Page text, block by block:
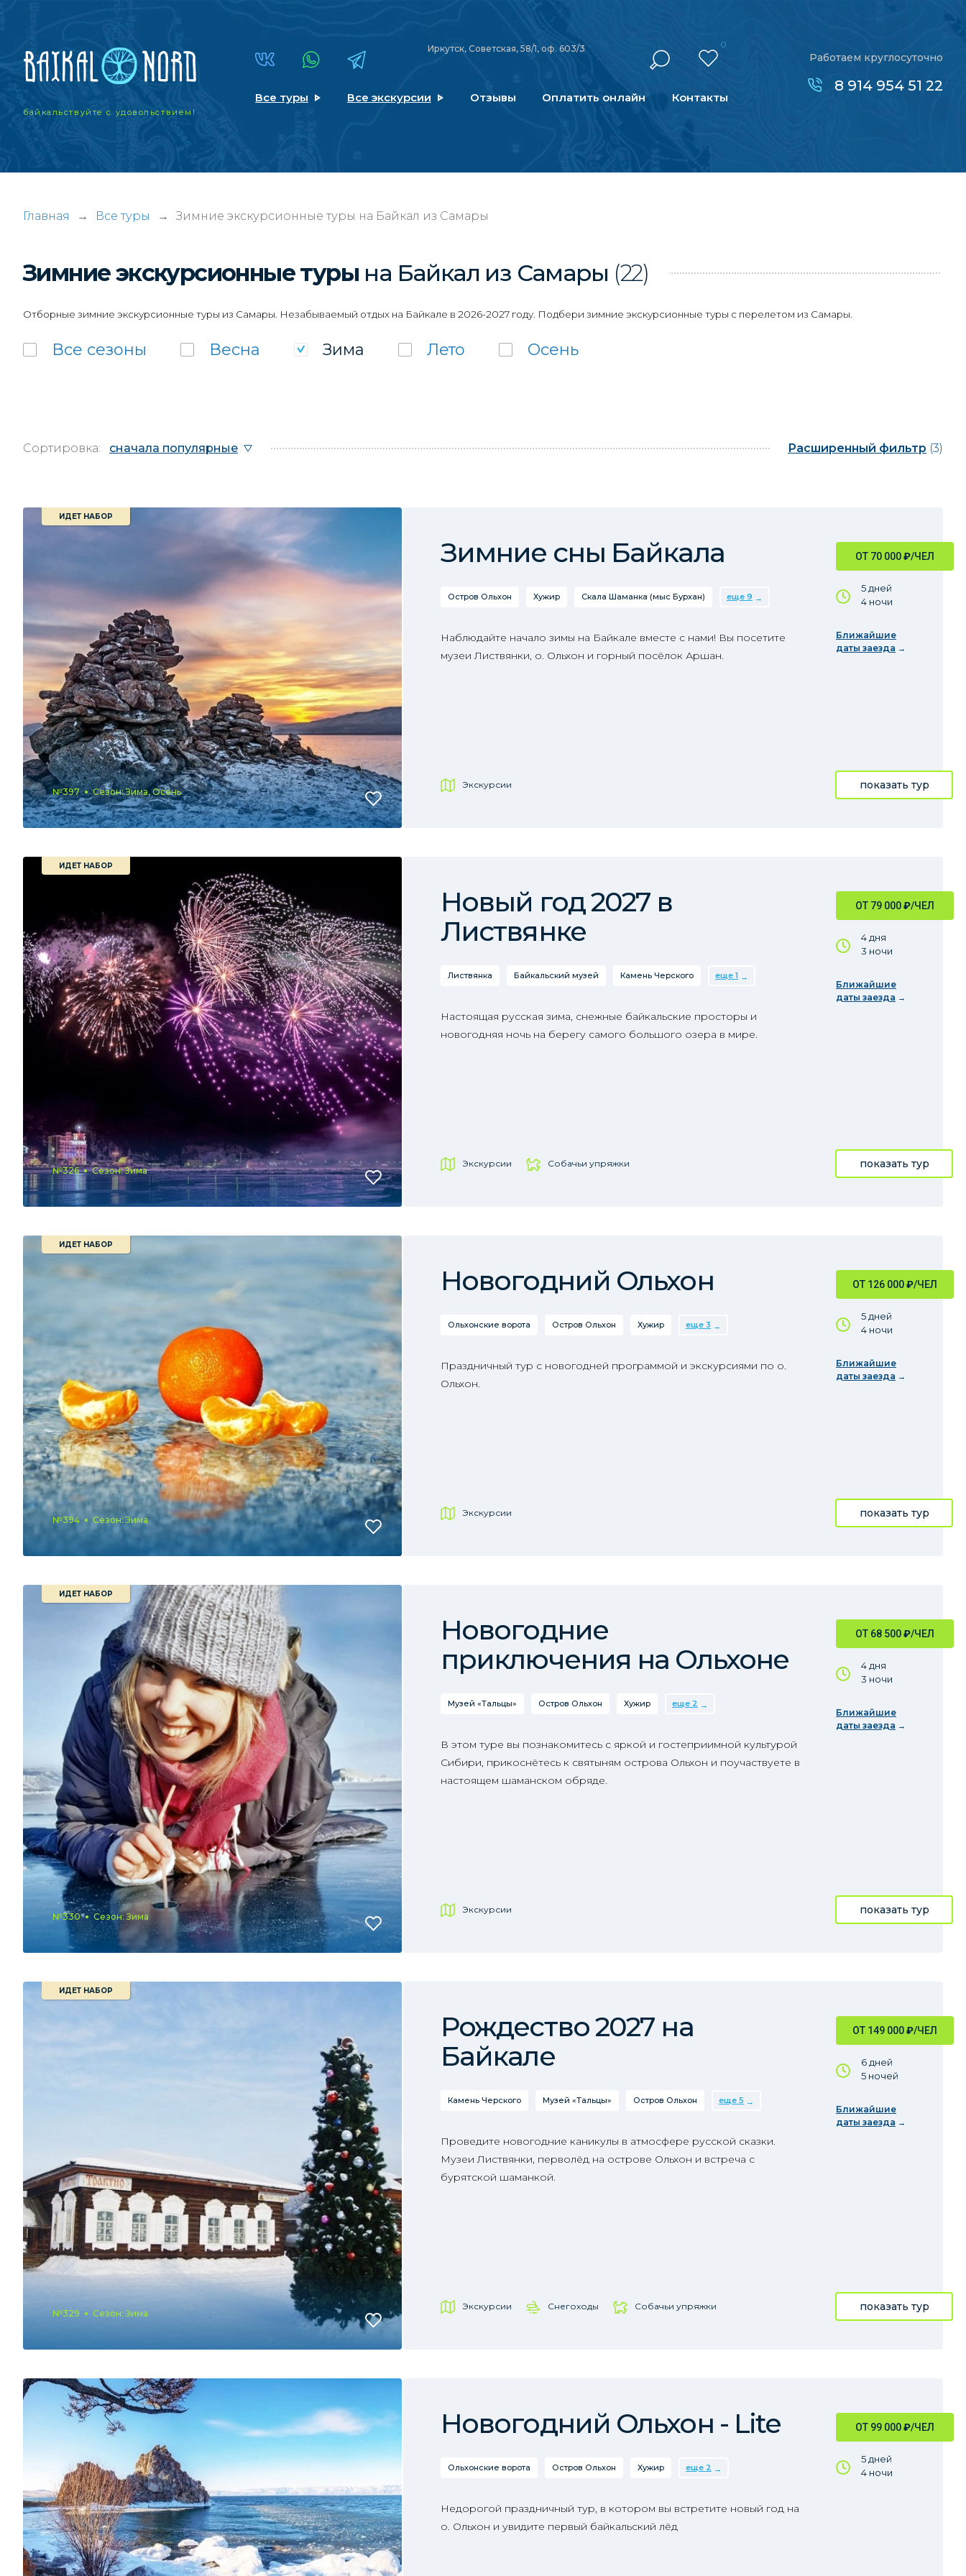
байкальствуйтес удовольствием!
Иркутск, Советская, 58/1, оф. 603/3 0
Все туры Все экскурсии Отзывы Оплатить онлайн Контакты
Работаем круглосуточно
8 914 954 51 22
Главная → Все туры → Зимние экскурсионные туры на Байкал из Самары
Зимние экскурсионные туры на Байкал из Самары (22)
Отборные зимние экскурсионные туры из Самары. Незабываемый отдых на Байкале в 2026-2027 году. Подбери зимние экскурсионные туры с перелетом из Самары.
Все сезоны Весна Зима Лето Осень
Сортировка: сначала популярные Расширенный фильтр (3)
ИДЕТ НАБОР
№397 Сезон: Зима, Осень
ОТ 70 000₽/ЧЕЛ
5 дней
4 ночи
Ближайшие
даты заезда
Зимние сны Байкала
Остров Ольхон Хужир Скала Шаманка (мыс Бурхан) еще 9
Наблюдайте начало зимы на Байкале вместе с нами! Вы посетите
музеи Листвянки, о. Ольхон и горный посёлок Аршан.
Экскурсии показать тур
ИДЕТ НАБОР
№326 Сезон: Зима
ОТ 79 000₽/ЧЕЛ
4 дня
3 ночи
Ближайшие
даты заезда
Новый год 2027 в
Листвянке
Листвянка Байкальский музей Камень Черского еще 1
Настоящая русская зима, снежные байкальские просторы и
новогодняя ночь на берегу самого большого озера в мире.
Экскурсии Собачьи упряжки показать тур
ИДЕТ НАБОР
№394 Сезон: Зима
ОТ 126 000₽/ЧЕЛ
5 дней
4 ночи
Ближайшие
даты заезда
Новогодний Ольхон
Ольхонские ворота Остров Ольхон Хужир еще 3
Праздничный тур с новогодней программой и экскурсиями по о.
Ольхон.
Экскурсии показать тур
ИДЕТ НАБОР
№330 Сезон: Зима
ОТ 68 500₽/ЧЕЛ
4 дня
3 ночи
Ближайшие
даты заезда
Новогодние
приключения на Ольхоне
Музей «Тальцы» Остров Ольхон Хужир еще 2
В этом туре вы познакомитесь с яркой и гостеприимной культурой
Сибири, прикоснётесь к святыням острова Ольхон и поучаствуете в
настоящем шаманском обряде.
Экскурсии показать тур
ИДЕТ НАБОР
№329 Сезон: Зима
ОТ 149 000₽/ЧЕЛ
6 дней
5 ночей
Ближайшие
даты заезда
Рождество 2027 на
Байкале
Камень Черского Музей «Тальцы» Остров Ольхон еще 5
Проведите новогодние каникулы в атмосфере русской сказки.
Музеи Листвянки, перволёд на острове Ольхон и встреча с
бурятской шаманкой.
Экскурсии Снегоходы Собачьи упряжки показать тур
ОТ 99 000₽/ЧЕЛ
5 дней
4 ночи
Новогодний Ольхон - Lite
Ольхонские ворота Остров Ольхон Хужир еще 2
Недорогой праздничный тур, в котором вы встретите новый год на
о. Ольхон и увидите первый байкальский лёд